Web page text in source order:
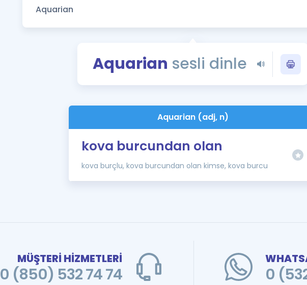
YDS - YÖKDİL
İngilizce Gramer
Aquarian sesli dinle
Aquarian (adj, n)
kova burcundan olan
kova burçlu, kova burcundan olan kimse, kova burcu
MÜŞTERİ HİZMETLERİ
0 (850) 532 74 74 0